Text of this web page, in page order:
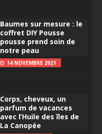
Baumes sur mesure : le
coffret DIY Pousse
pousse prend soin de
notre peau
14 NOVEMBRE 2021
Corps, cheveux, un
parfum de vacances
avec l’Huile des îles de
La Canopée